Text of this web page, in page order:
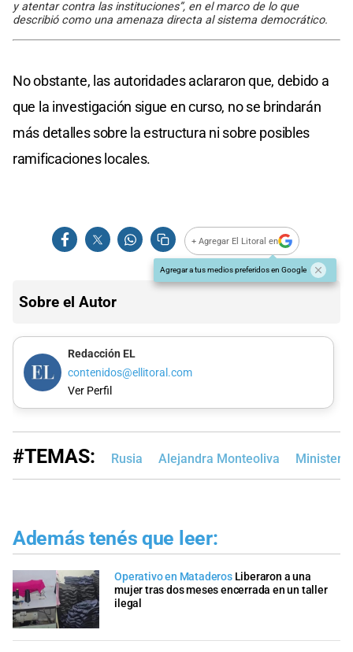
y atentar contra las instituciones”, en el marco de lo que
describió como una amenaza directa al sistema democrático.
No obstante, las autoridades aclararon que, debido a
que la investigación sigue en curso, no se brindarán
más detalles sobre la estructura ni sobre posibles
ramificaciones locales.
+ Agregar El Litoral en
Agregar a tus medios preferidos en Google
Sobre el Autor
Redacción EL
contenidos@ellitoral.com
Ver Perfil
#TEMAS: Rusia Alejandra Monteoliva
Además tenés que leer:
Operativo en Mataderos Liberaron a una
mujer tras dos meses encerrada en un taller
ilegal